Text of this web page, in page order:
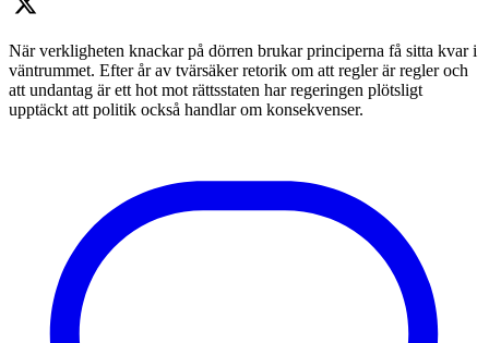
När verkligheten knackar på dörren brukar principerna få sitta kvar i
väntrummet. Efter år av tvärsäker retorik om att regler är regler och
att undantag är ett hot mot rättsstaten har regeringen plötsligt
upptäckt att politik också handlar om konsekvenser.